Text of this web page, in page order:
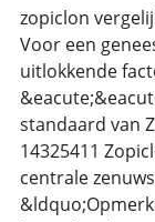
zopiclon
Voor een
uitlokkende
standaard van
14325411
centrale